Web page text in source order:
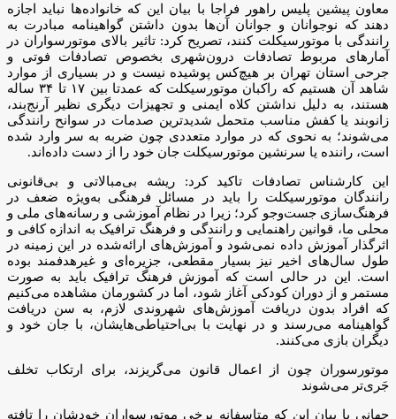
معاون پیشین پلیس راهور فراجا با بیان این که خانواده‌ها نباید اجازه
دهند که نوجوانان و جوانان آن‌ها بدون داشتن گواهینامه مبادرت به
رانندگی با موتورسیکلت کنند، تصریح کرد: تاثیر بالای موتورسواران در
آمارهای مربوط تصادفات درون‌شهری بخصوص تصادفات فوتی و
جرحی استان تهران بر هیچ‌کس پوشیده نیست و در بسیاری از موارد
شاهد آن هستیم که راکبان موتورسیکلت که عمدتا بین ۱۷ تا ۳۴ ساله
هستند، به دلیل نداشتن کلاه ایمنی و تجهیزات دیگری نظیر آرنج‌بند،
زانوبند یا کفش مناسب متحمل شدیدترین صدمات در سوانح رانندگی
می‌شوند؛ به نحوی که در موارد متعددی چون ضربه به سر وارد شده
است، راننده یا سرنشین موتورسیکلت جان خود را از دست داده‌اند.
این کارشناس تصادفات تاکید کرد: ریشه بی‌مبالاتی و بی‌قانونی
رانندگان موتورسیکلت را باید در مسائل فرهنگی به‌ویژه ضعف در
فرهنگ‌سازی جست‌وجو کرد؛ زیرا در نظام آموزشی و رسانه‌های ملی و
محلی ما، قوانین راهنمایی و رانندگی و فرهنگ ترافیک به اندازه کافی و
اثرگذار آموزش داده نمی‌شود و آموزش‌های ارائه‌شده در این زمینه در
طول سال‌های اخیر نیز بسیار مقطعی، جزیره‌ای و غیرهدفمند بوده
است. این در حالی است که آموزش فرهنگ ترافیک باید به صورت
مستمر و از دوران کودکی آغاز شود، اما در کشورمان مشاهده می‌کنیم
که افراد بدون دریافت آموزش‌های شهروندی لازم، به سن دریافت
گواهینامه می‌رسند و در نهایت با بی‌احتیاطی‌هایشان، با جان خود و
دیگران بازی می‌کنند.
موتورسوران چون از اعمال قانون می‌گریزند، برای ارتکاب تخلف
جَری‌تر می‌شوند
جهانی با بیان این که متاسفانه برخی موتورسواران خودشان را تافته